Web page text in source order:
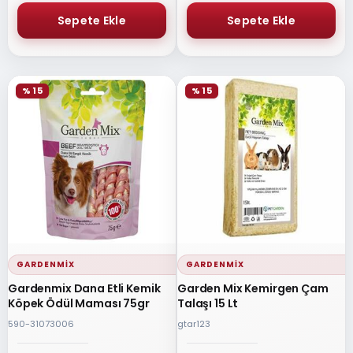
GARDENMIX
Gardenmix Dana Etli Kemik
Köpek Ödül Maması 75gr
590-31073006
% 15
GARDENMIX
Garden Mix Kemirgen Çam
Talaşı 15 Lt
gtar123
% 15